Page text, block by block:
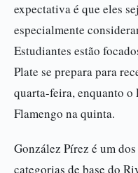
expectativa é que eles
especialmente
Estudiantes estão
Plate se prepara para
quarta-feira, enquanto o
Flamengo na quinta.
González Pírez é um
categorias de base do